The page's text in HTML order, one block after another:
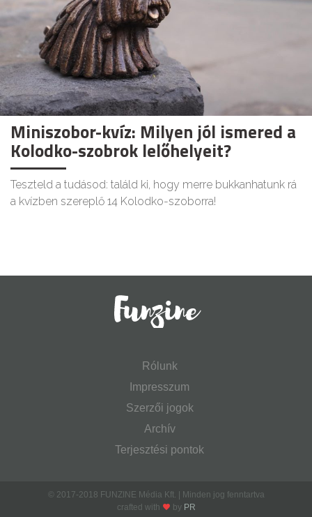
Miniszobor-kvíz: Milyen jól ismered a
Kolodko-szobrok lelőhelyeit?
Teszteld a tudásod: találd ki, hogy merre bukkanhatunk rá
a kvízben szereplő 14 Kolodko-szoborra!
Rólunk
Impresszum
Szerzői jogok
Archív
Terjesztési pontok
© 2017-2018 FUNZINE Média Kft. | Minden jog fenntartva
crafted with
by PR